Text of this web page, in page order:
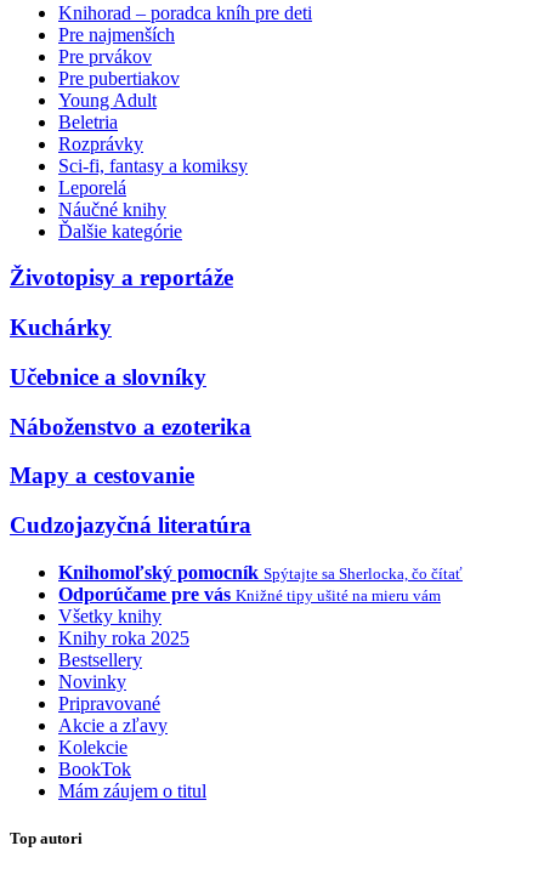
Knihorad – poradca kníh pre deti
Pre najmenších
Pre prvákov
Pre pubertiakov
Young Adult
Beletria
Rozprávky
Sci-fi, fantasy a komiksy
Leporelá
Náučné knihy
Ďalšie kategórie
Životopisy a reportáže
Kuchárky
Učebnice a slovníky
Náboženstvo a ezoterika
Mapy a cestovanie
Cudzojazyčná literatúra
Knihomoľský pomocník Spýtajte sa Sherlocka, čo čítať
Odporúčame pre vás Knižné tipy ušité na mieru vám
Všetky knihy
Knihy roka 2025
Bestsellery
Novinky
Pripravované
Akcie a zľavy
Kolekcie
BookTok
Mám záujem o titul
Top autori